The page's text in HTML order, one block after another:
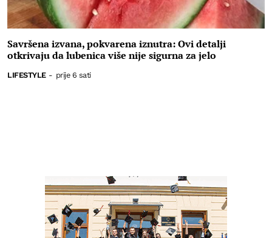
Savršena izvana, pokvarena iznutra: Ovi detalji
otkrivaju da lubenica više nije sigurna za jelo
LIFESTYLE - prije 6 sati